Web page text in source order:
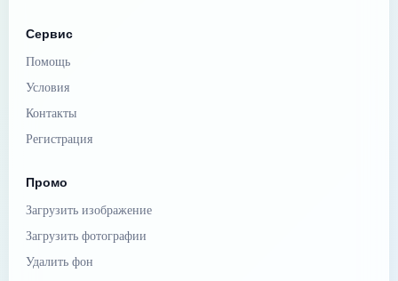
Сервис
Помощь
Условия
Контакты
Регистрация
Промо
Загрузить изображение
Загрузить фотографии
Удалить фон